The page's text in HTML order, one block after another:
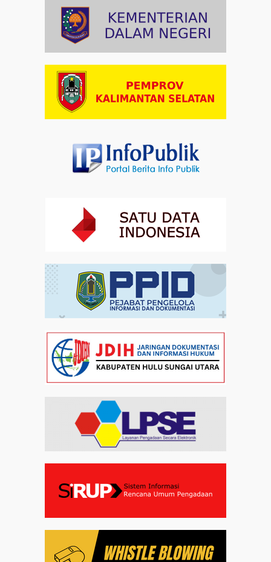
Profil Enam Pemuka Agama Pembaca Doa
Kebangsaan di Monas
Investasi Inklusif Dimulai dari Mengubah Cara
Pandang terhadap Penyandang Disabilitas
Artikel 31-07-2026 12:09
Doa Kebangsaan Datang Lebih Awal
30-07-2026 21:07